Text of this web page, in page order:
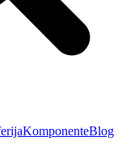
KomponenteBlog